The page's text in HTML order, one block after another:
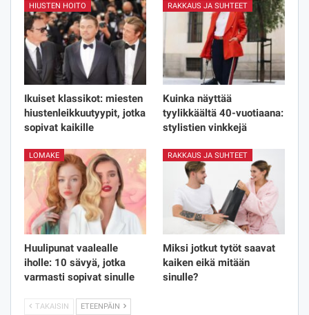
HIUSTEN HOITO
Ikuiset klassikot: miesten
hiustenleikkuutyypit, jotka
sopivat kaikille
RAKKAUS JA SUHTEET
Kuinka näyttää
tyylikkäältä 40-vuotiaana:
stylistien vinkkejä
LOMAKE
Huulipunat vaalealle
iholle: 10 sävyä, jotka
varmasti sopivat sinulle
RAKKAUS JA SUHTEET
Miksi jotkut tytöt saavat
kaiken eikä mitään
sinulle?
TAKAISIN ETEENPÄIN